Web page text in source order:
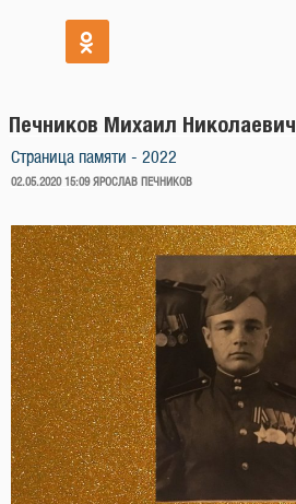
Печников Михаил Николаевич
Страница памяти - 2022
ОПУБЛИКОВАНО
02.05.2020 15:09 ЯРОСЛАВ ПЕЧНИКОВ